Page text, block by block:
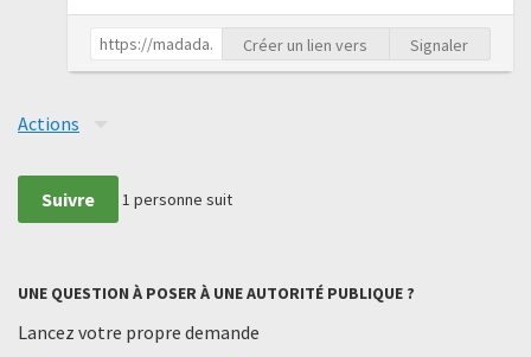
Créer un lien vers Signaler
Actions
Suivre 1 personne suit
UNE QUESTION À POSER À UNE AUTORITÉ PUBLIQUE ?
Lancez votre propre demande